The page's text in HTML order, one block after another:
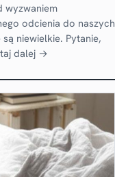
wyzwaniem
odcienia do naszych
niewielkie. Pytanie,
dalej →